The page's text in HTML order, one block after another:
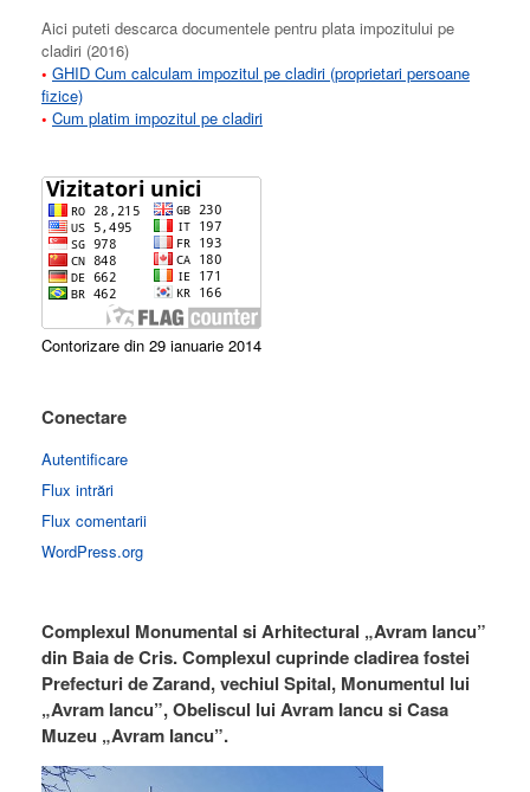
Aici puteti descarca documentele pentru plata impozitului pe
cladiri (2016)
• GHID Cum calculam impozitul pe cladiri (proprietari persoane
fizice)
• Cum platim impozitul pe cladiri
Contorizare din 29 ianuarie 2014
Conectare
Autentificare
Flux intrări
Flux comentarii
WordPress.org
Complexul Monumental si Arhitectural „Avram Iancu”
din Baia de Cris. Complexul cuprinde cladirea fostei
Prefecturi de Zarand, vechiul Spital, Monumentul lui
„Avram Iancu”, Obeliscul lui Avram Iancu si Casa
Muzeu „Avram Iancu”.